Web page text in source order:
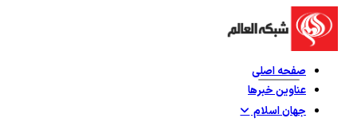
صفحه اصلی
عناوین خبرها
جهان اسلام